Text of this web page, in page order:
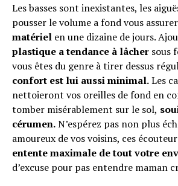
Les basses sont inexistantes, les
pousser le volume a fond vous
matériel en une dizaine de jours.
plastique a tendance à lâcher sous
vous êtes du genre à tirer dessus
confort est lui aussi minimal.Les
nettoieront vos oreilles de fond en
tomber misérablement sur le sol,
cérumen.N’espérez pas non plus
amoureux de vos voisins, ces
entente maximale de tout votre
d’excuse pour pas entendre maman
Flipboard
Reddit
Pinterest
Whatsapp
Email